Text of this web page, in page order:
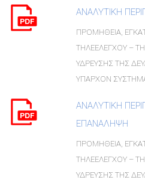
ΑΝΑΛΥΤΙΚΗ
ΠΡΟΜΗΘΕΙΑ,
ΤΗΛΕΕΛΕΓΧΟΥ –
ΥΔΡΕΥΣΗΣ ΤΗΣ
ΥΠΑΡΧΟΝ
ΑΝΑΛΥΤΙΚΗ
ΕΠΑΝΑΛΗΨΗ
ΠΡΟΜΗΘΕΙΑ,
ΤΗΛΕΕΛΕΓΧΟΥ –
ΥΔΡΕΥΣΗΣ ΤΗΣ